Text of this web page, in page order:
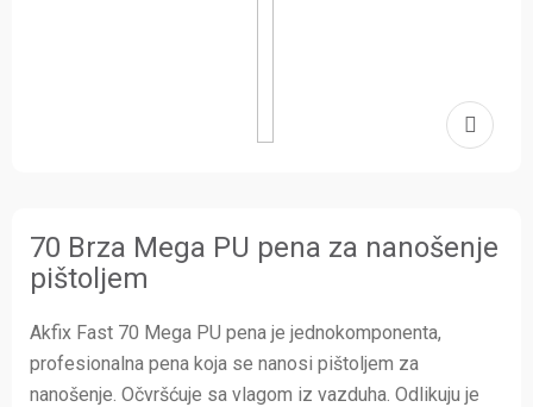
70 Brza Mega PU pena za nanošenje
pištoljem
Akfix Fast 70 Mega PU pena je jednokomponenta,
profesionalna pena koja se nanosi pištoljem za
nanošenje. Očvršćuje sa vlagom iz vazduha. Odlikuju je